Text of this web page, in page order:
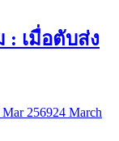
: เมื่อตับส่ง
Mar 256924 March